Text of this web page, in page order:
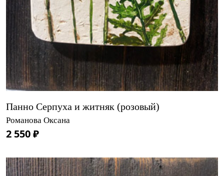
Панно Серпуха и житняк (розовый)
Романова Оксана
2 550 ₽